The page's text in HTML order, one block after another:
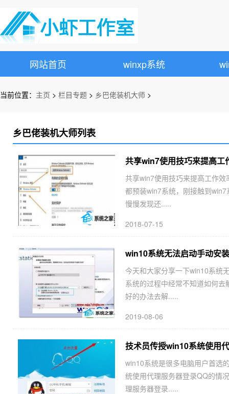
网站首页 winxp系统
当前位置： 主页 > 栏目专题 > 乡巴佬装机大师 >
乡巴佬装机大师列表
共享win7使用技巧来提高工
共享win7使用技巧来提高工作
都预装win7系统，刚接触到
慢慢发现还.....
2018-07-15
win10系统无法启动手动安
今天和大家分享一下win10系统
系统的过程中经常不知道如何
好的办法去解.....
2019-08-06
技术员传授win10系统使用
win10系统是很多电脑用户首选
统使用代理服务器登录QQ的情
理服务器登录.....